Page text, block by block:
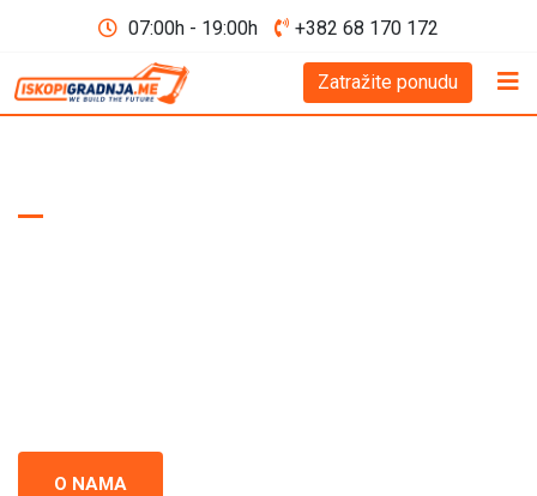
07:00h - 19:00h +382 68 170 172
Zatražite ponudu
O NAMA